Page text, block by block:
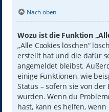
Nach oben
Wozu ist die Funktion
„Alle Cookies löschen“
erstellt hat und die dafür
angemeldet bleibst.
einige Funktionen, wie
Status – sofern sie von
wurden. Wenn du
hast, kann es helfen,